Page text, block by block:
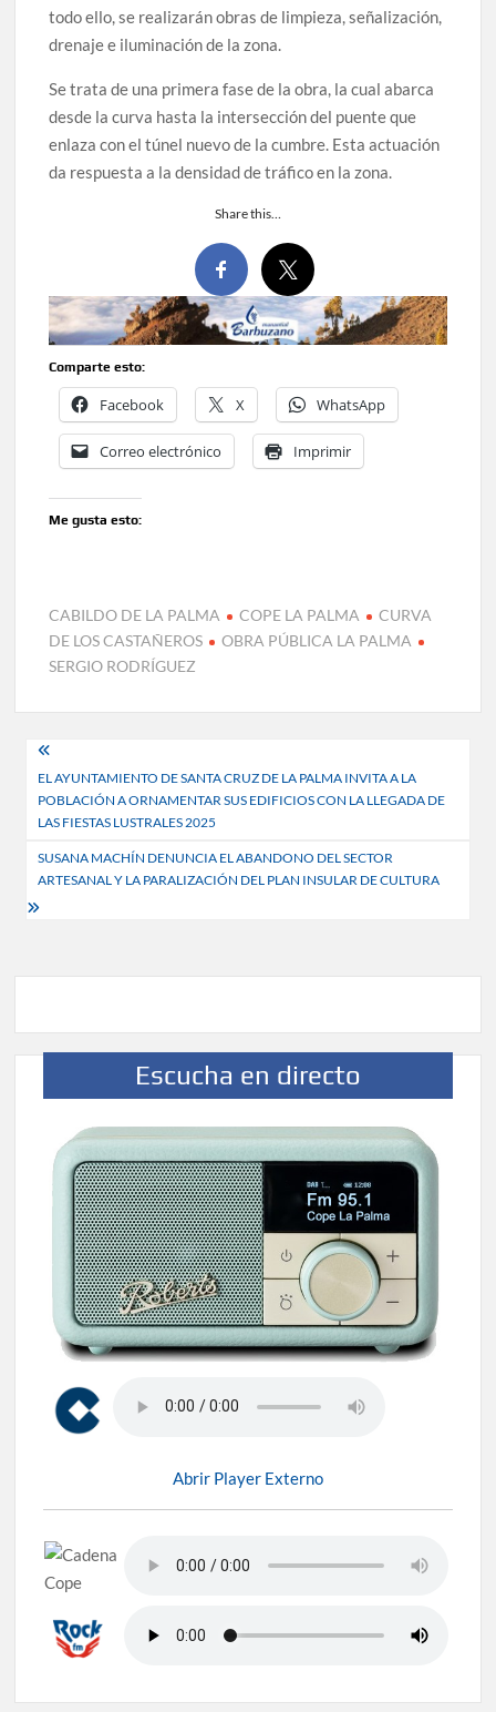
todo ello, se realizarán obras de limpieza, señalización,
drenaje e iluminación de la zona.
Se trata de una primera fase de la obra, la cual abarca
desde la curva hasta la intersección del puente que
enlaza con el túnel nuevo de la cumbre. Esta actuación
da respuesta a la densidad de tráfico en la zona.
Share this…
Comparte esto:
Facebook X WhatsApp
Correo electrónico Imprimir
Me gusta esto:
CABILDO DE LA PALMA COPE LA PALMA
CURVA
DE LOS CASTAÑEROS
OBRA PÚBLICA LA PALMA
SERGIO RODRÍGUEZ
Navegación
de
entradas
EL AYUNTAMIENTO DE SANTA CRUZ DE LA PALMA INVITA A LA
POBLACIÓN A ORNAMENTAR SUS EDIFICIOS CON LA LLEGADA DE
LAS FIESTAS LUSTRALES 2025
SUSANA MACHÍN DENUNCIA EL ABANDONO DEL SECTOR
ARTESANAL Y LA PARALIZACIÓN DEL PLAN INSULAR DE CULTURA
Escucha en directo
Abrir Player Externo